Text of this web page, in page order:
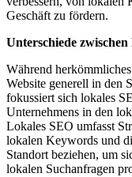
Geschäft zu fördern.
Unterschiede
Während
Website generell in den
fokussiert sich lokales
Unternehmens in den
Lokales SEO umfasst
lokalen Keywords und
Standort beziehen, um
lokalen Suchanfragen